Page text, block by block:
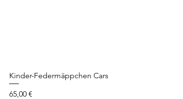
Kinder-Federmäppchen Cars
Precio
65,00 €